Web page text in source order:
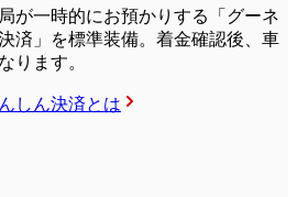
が一時的にお預かりする「グーネ
済」を標準装備。着金確認後、車
ります。
しん決済とは